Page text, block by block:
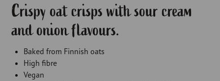
Crispy oat crisps with sour cream
and onion flavours.
Baked from Finnish oats
High fibre
Vegan